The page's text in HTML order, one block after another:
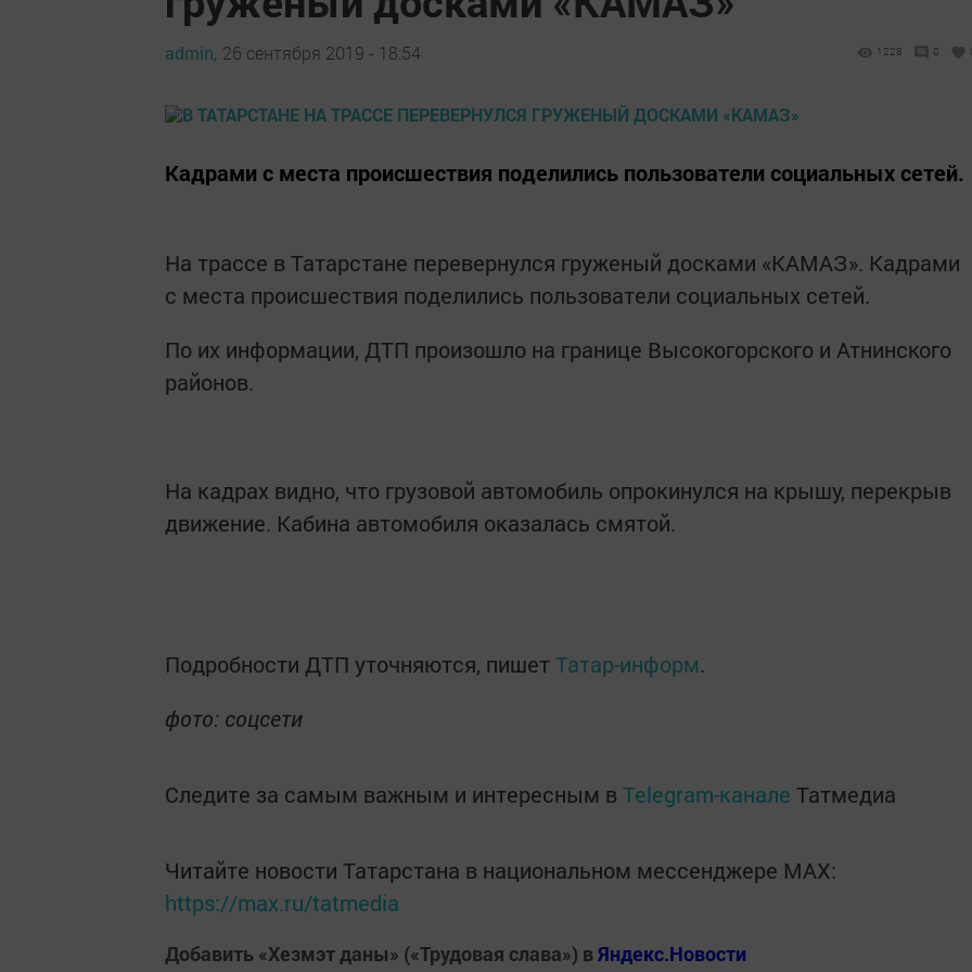
admin, 26 сентября 2019 - 18:54 1228 0
Кадрами с места происшествия поделились пользователи социальных сетей.
На трассе в Татарстане перевернулся груженый досками «КАМАЗ». Кадрами
с места происшествия поделились пользователи социальных сетей.
По их информации, ДТП произошло на границе Высокогорского и Атнинского
районов.
На кадрах видно, что грузовой автомобиль опрокинулся на крышу, перекрыв
движение. Кабина автомобиля оказалась смятой.
Подробности ДТП уточняются, пишетТатар-информ.
фото: соцсети
Следите за самым важным и интересным в Telegram-канале Татмедиа
Читайте новости Татарстана в национальном мессенджере MАХ:
https://max.ru/tatmedia
Добавить «Хезмэт даны» («Трудовая слава») вЯндекс.Новости